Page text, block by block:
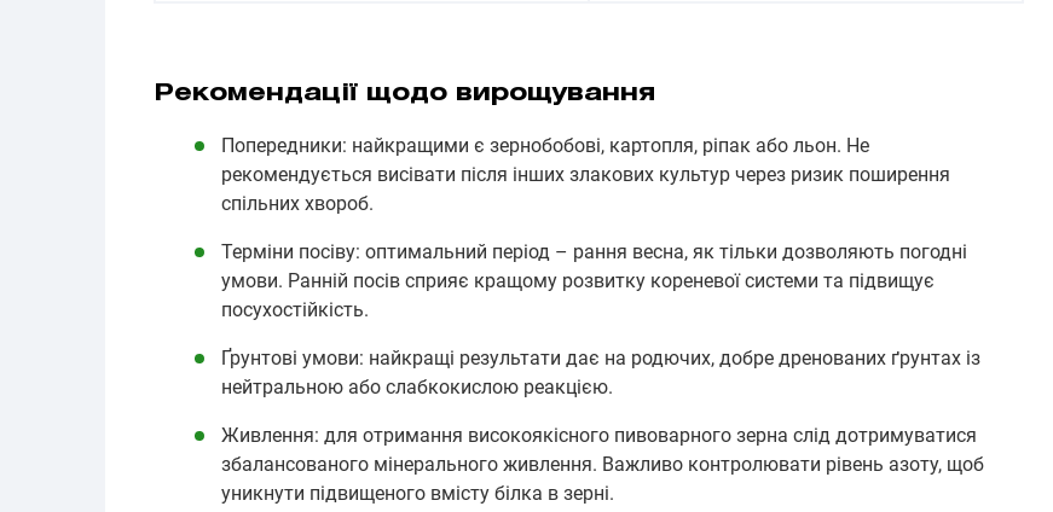
Рекомендації щодо вирощування
Попередники: найкращими є зернобобові, картопля, ріпак або льон. Не
рекомендується висівати після інших злакових культур через ризик поширення
спільних хвороб.
Терміни посіву: оптимальний період – рання весна, як тільки дозволяють погодні
умови. Ранній посів сприяє кращому розвитку кореневої системи та підвищує
посухостійкість.
Ґрунтові умови: найкращі результати дає на родючих, добре дренованих ґрунтах із
нейтральною або слабкокислою реакцією.
Живлення: для отримання високоякісного пивоварного зерна слід дотримуватися
збалансованого мінерального живлення. Важливо контролювати рівень азоту, щоб
уникнути підвищеного вмісту білка в зерні.